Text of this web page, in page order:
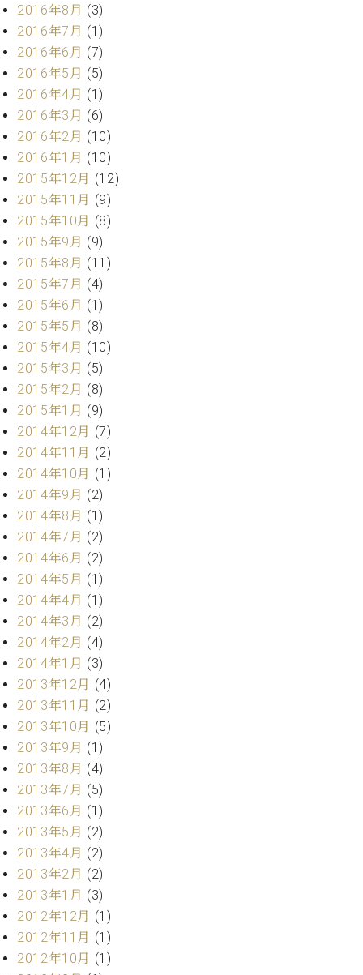
フ
マ
ン
ヴ
ィ
ジ
ョ
ン
C.BECHSTEIN
Digital(ベ
ヒ
シ
ュ
タ
イ
ン
デ
ジ
タ
ル)
技
術
者
介
展示
情報
【ユ
ーロ
ピア
ノ特
選中
古】
イ
ベ
ン
情
報
八
王
子
工
ブ
ロ
グ
ア
ク
ス
お
問
い
合
わ
ア
ー
テ
ィ
ス
ト
カ
ス
タ
マ
サ
ー
ビ
ス
(
2016年8月 (3)
2016年7月 (1)
2016年6月 (7)
2016年5月 (5)
2016年4月 (1)
2016年3月 (6)
2016年2月 (10)
2016年1月 (10)
2015年12月 (12)
2015年11月 (9)
2015年10月 (8)
2015年9月 (9)
2015年8月 (11)
2015年7月 (4)
2015年6月 (1)
2015年5月 (8)
2015年4月 (10)
2015年3月 (5)
2015年2月 (8)
2015年1月 (9)
2014年12月 (7)
2014年11月 (2)
2014年10月 (1)
2014年9月 (2)
2014年8月 (1)
2014年7月 (2)
2014年6月 (2)
2014年5月 (1)
2014年4月 (1)
2014年3月 (2)
2014年2月 (4)
2014年1月 (3)
2013年12月 (4)
2013年11月 (2)
2013年10月 (5)
2013年9月 (1)
2013年8月 (4)
2013年7月 (5)
2013年6月 (1)
2013年5月 (2)
2013年4月 (2)
2013年2月 (2)
2013年1月 (3)
2012年12月 (1)
2012年11月 (1)
2012年10月 (1)